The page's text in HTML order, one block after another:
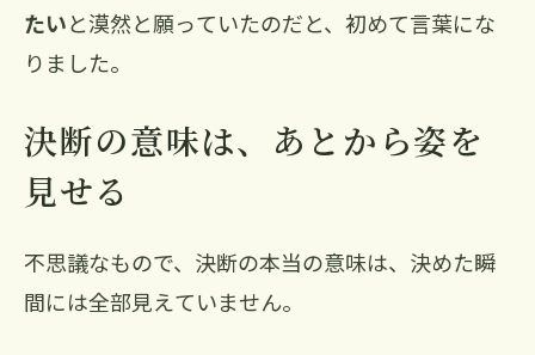
たいと漠然と願っていたのだと、初めて言葉にな
りました。
決断の意味は、あとから姿を
見せる
不思議なもので、決断の本当の意味は、決めた瞬
間には全部見えていません。